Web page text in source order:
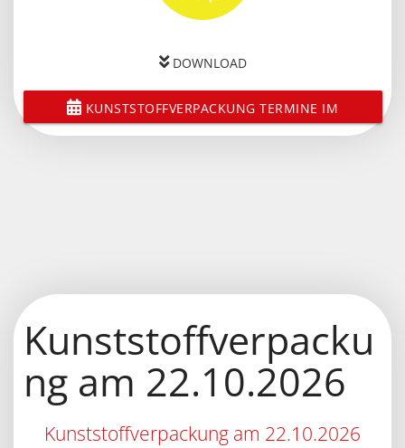
DOWNLOAD
KUNSTSTOFFVERPACKUNG TERMINE IM
KALENDER SPEICHERN
Kunststoffverpacku
ng am 22.10.2026
Kunststoffverpackung am 22.10.2026